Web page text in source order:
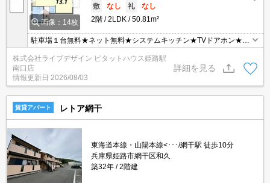
画像：14枚
敷
なし 礼
なし
2階
2LDK 50.81m²
駐車場１台無料★ネット無料★システムキッチン★TVドアホン★エ
アコン★
株式会社ライブデザイン ピタットハウス姫路駅
南口店
情報更新日 2026/08/03
詳細を見る
賃貸アパート レトア網干
東海道本線・山陽本線<･･･/網干駅 徒歩10分
兵庫県姫路市網干区和久
築32年
2階建